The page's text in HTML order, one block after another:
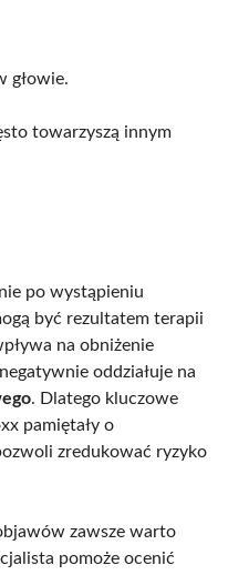
głowie.
towarzyszą innym
po wystąpieniu
być rezultatem terapii
na obniżenie
oddziałuje na
. Dlatego kluczowe
pamiętały o
zredukować ryzyko
zawsze warto
pomoże ocenić